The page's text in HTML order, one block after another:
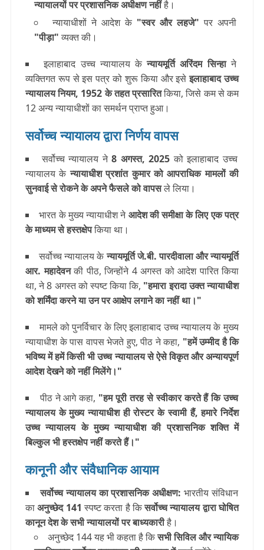
न्यायालयों पर प्रशासनिक अधीक्षण नहींहै।
न्यायाधीशों ने आदेश के "स्वर और लहजे" पर अपनी
"पीड़ा" व्यक्त की।
इलाहाबाद उच्च न्यायालय के न्यायमूर्ति अरिंदम सिन्हाने
व्यक्तिगत रूप से इस पत्र को शुरू किया और इसेइलाहाबाद उच्च
न्यायालय नियम, 1952 के तहत प्रसारितकिया, जिसे कम से कम
12 अन्य न्यायाधीशों का समर्थन प्राप्त हुआ।
सर्वोच्च न्यायालय द्वारा निर्णय वापस
सर्वोच्च न्यायालय ने8 अगस्त, 2025 को इलाहाबाद उच्च
न्यायालय केन्यायाधीश प्रशांत कुमार को आपराधिक मामलों की
सुनवाई से रोकने के अपने फैसले को वापसले लिया।
भारत के मुख्य न्यायाधीश नेआदेश की समीक्षा के लिए एक पत्र
के माध्यम से हस्तक्षेपकिया था।
सर्वोच्च न्यायालय केन्यायमूर्ति जे.बी. पारदीवाला और न्यायमूर्ति
आर. महादेवनकी पीठ, जिन्होंने 4 अगस्त को आदेश पारित किया
था, ने 8 अगस्त को स्पष्ट किया कि, "हमारा इरादा उक्त न्यायाधीश
को शर्मिंदा करने या उन पर आक्षेप लगाने का नहीं था।"
मामले को पुनर्विचार के लिए इलाहाबाद उच्च न्यायालय के मुख्य
न्यायाधीश के पास वापस भेजते हुए, पीठ ने कहा, "हमें उम्मीद है कि
भविष्य में हमें किसी भी उच्च न्यायालय से ऐसे विकृत और अन्यायपूर्ण
आदेश देखने को नहीं मिलेंगे।"
पीठ ने आगे कहा, "हम पूरी तरह से स्वीकार करते हैं कि उच्च
न्यायालय के मुख्य न्यायाधीश ही रोस्टर के स्वामी हैं, हमारे निर्देश
उच्च न्यायालय के मुख्य न्यायाधीश की प्रशासनिक शक्ति में
बिल्कुल भी हस्तक्षेप नहीं करते हैं।"
कानूनी और संवैधानिक आयाम
सर्वोच्च न्यायालय का प्रशासनिक अधीक्षण: भारतीय संविधान
काअनुच्छेद 141 स्पष्ट करता है किसर्वोच्च न्यायालय द्वारा घोषित
कानून देश के सभी न्यायालयों पर बाध्यकारीहै।
अनुच्छेद 144 यह भी कहता है किसभी सिविल और न्यायिक